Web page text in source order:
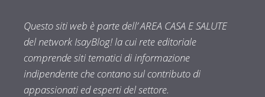
Questo siti web è parte dell’ AREA CASA E SALUTE
del network IsayBlog! la cui rete editoriale
comprende siti tematici di informazione
indipendente che contano sul contributo di
appassionati ed esperti del settore.